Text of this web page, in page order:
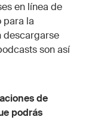
en línea de
para la
descargarse
son así
de
podrás